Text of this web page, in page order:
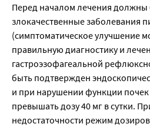
Перед началом лечения
злокачественные заболевания
(симптоматическое улучшение
правильную диагностику и
гастроэзофагеальной
быть подтвержден
и при нарушении функции почек
превышать дозу 40 мг в сутки.
недостаточности режим